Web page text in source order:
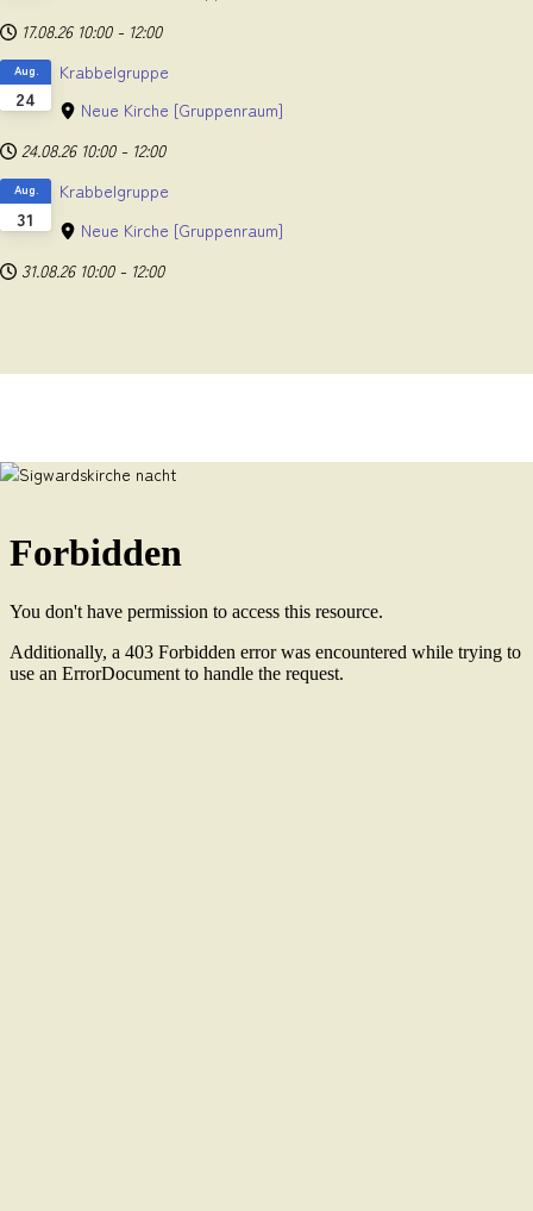
17.08.26 10:00 - 12:00
24
Aug.
Krabbelgruppe
Neue Kirche [Gruppenraum]
24.08.26 10:00 - 12:00
31
Aug.
Krabbelgruppe
Neue Kirche [Gruppenraum]
31.08.26 10:00 - 12:00